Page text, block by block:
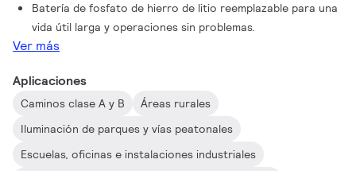
Batería de fosfato de hierro de litio reemplazable para una
vida útil larga y operaciones sin problemas.
Ver más
Aplicaciones
Caminos clase A y B
Áreas rurales
Iluminación de parques y vías peatonales
Escuelas, oficinas e instalaciones industriales